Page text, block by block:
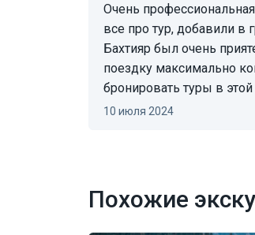
Очень профессиональная организация тура - со мной моментально связались, рассказали
все про тур, добавили
Бахтияр был очень
поездку максимально
бронировать туры в
10 июля 2024
Похожие